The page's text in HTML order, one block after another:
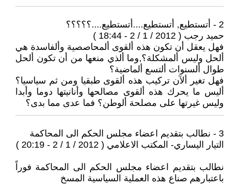
2 - أتستطيع, أتستطيع....أتستطيع....؟؟؟؟؟
حميد رجب ( 2012 / 1 / 2 - 18:44 )
فهل يعقل أن تكون هذه ألقوى ألمحاصصية وألفاسدة هي
ألحل وليس ألمشكلة؟,وما ألذي منعها من أن تكون ألحل
طوال ألسنوات ألتسع ألماضية؟
فهل تغير ألآن تركيب هذه ألقوى طبقيا ومن ثم سياسيا؟
أليس ما يحرك هذه ألقوى مصالحها وأنانيتها دوما وأبدا
وليس غيرتها على مصلحة ألوطن؟ فما عدى مما بدى؟
3 - نطالب بتقديم اعضاء مجلس الحكم الى المحاكمة
التيار اليساري- المكتب الاعلامي ( 2012 / 1 / 2 - 20:19 )
نطالب بتقديم اعضاء مجلس الحكم الى المحاكمة فوراً
باعتبارهم صناع هذه العملية السياسية المسخ